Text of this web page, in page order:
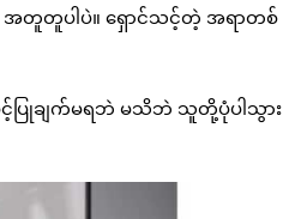
တူတူပါပဲ။ ရှောင်သင့်တဲ့ အရာတစ်
င့်ပြုချက်မရဘဲ မသိဘဲ သူတို့ပုံပါသွား